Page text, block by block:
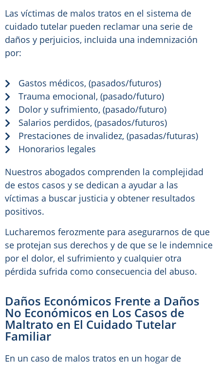
Las víctimas de malos tratos en el sistema de
cuidado tutelar pueden reclamar una serie de
daños y perjuicios, incluida una indemnización
por:
Gastos médicos, (pasados/futuros)
Trauma emocional, (pasado/futuro)
Dolor y sufrimiento, (pasado/futuro)
Salarios perdidos, (pasados/futuros)
Prestaciones de invalidez, (pasadas/futuras)
Honorarios legales
Nuestros abogados comprenden la complejidad
de estos casos y se dedican a ayudar a las
víctimas a buscar justicia y obtener resultados
positivos.
Lucharemos ferozmente para asegurarnos de que
se protejan sus derechos y de que se le indemnice
por el dolor, el sufrimiento y cualquier otra
pérdida sufrida como consecuencia del abuso.
Daños Económicos Frente a Daños
No Económicos en Los Casos de
Maltrato en El Cuidado Tutelar
Familiar
En un caso de malos tratos en un hogar de